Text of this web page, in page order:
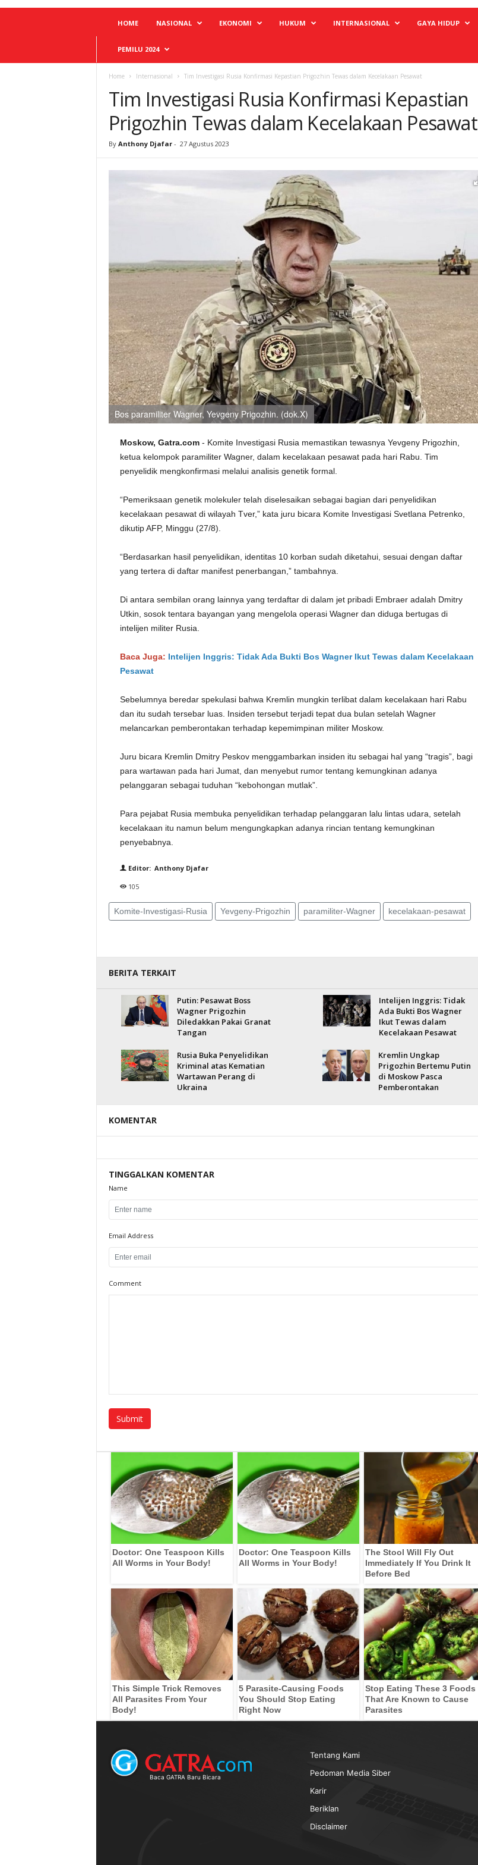
HOME NASIONAL EKONOMI HUKUM INTERNASIONAL GAYA HIDUP
PEMILU 2024
Home Internasional Tim Investigasi Rusia Konfirmasi Kepastian Prigozhin Tewas dalam Kecelakaan Pesawat
Tim Investigasi Rusia Konfirmasi Kepastian
Prigozhin Tewas dalam Kecelakaan Pesawat
By Anthony Djafar - 27 Agustus 2023
Bos paramiliter Wagner, Yevgeny Prigozhin. (dok.X)
Moskow, Gatra.com - Komite Investigasi Rusia memastikan tewasnya Yevgeny Prigozhin,
ketua kelompok paramiliter Wagner, dalam kecelakaan pesawat pada hari Rabu. Tim
penyelidik mengkonfirmasi melalui analisis genetik formal.
“Pemeriksaan genetik molekuler telah diselesaikan sebagai bagian dari penyelidikan
kecelakaan pesawat di wilayah Tver,” kata juru bicara Komite Investigasi Svetlana Petrenko,
dikutip AFP, Minggu (27/8).
“Berdasarkan hasil penyelidikan, identitas 10 korban sudah diketahui, sesuai dengan daftar
yang tertera di daftar manifest penerbangan,” tambahnya.
Di antara sembilan orang lainnya yang terdaftar di dalam jet pribadi Embraer adalah Dmitry
Utkin, sosok tentara bayangan yang mengelola operasi Wagner dan diduga bertugas di
intelijen militer Rusia.
Baca Juga: Intelijen Inggris: Tidak Ada Bukti Bos Wagner Ikut Tewas dalam Kecelakaan
Pesawat
Sebelumnya beredar spekulasi bahwa Kremlin mungkin terlibat dalam kecelakaan hari Rabu
dan itu sudah tersebar luas. Insiden tersebut terjadi tepat dua bulan setelah Wagner
melancarkan pemberontakan terhadap kepemimpinan militer Moskow.
Juru bicara Kremlin Dmitry Peskov menggambarkan insiden itu sebagai hal yang “tragis”, bagi
para wartawan pada hari Jumat, dan menyebut rumor tentang kemungkinan adanya
pelanggaran sebagai tuduhan “kebohongan mutlak”.
Para pejabat Rusia membuka penyelidikan terhadap pelanggaran lalu lintas udara, setelah
kecelakaan itu namun belum mengungkapkan adanya rincian tentang kemungkinan
penyebabnya.
Editor: Anthony Djafar
105
Komite-Investigasi-Rusia Yevgeny-Prigozhin paramiliter-Wagner kecelakaan-pesawat
BERITA TERKAIT
Putin: Pesawat Boss
Wagner Prigozhin
Diledakkan Pakai Granat
Tangan
Intelijen Inggris: Tidak
Ada Bukti Bos Wagner
Ikut Tewas dalam
Kecelakaan Pesawat
Rusia Buka Penyelidikan
Kriminal atas Kematian
Wartawan Perang di
Ukraina
Kremlin Ungkap
Prigozhin Bertemu Putin
di Moskow Pasca
Pemberontakan
KOMENTAR
TINGGALKAN KOMENTAR
Name
Email Address
Comment
Doctor: One Teaspoon Kills
All Worms in Your Body!
Doctor: One Teaspoon Kills
All Worms in Your Body!
The Stool Will Fly Out
Immediately If You Drink It
Before Bed
This Simple Trick Removes
All Parasites From Your
Body!
5 Parasite-Causing Foods
You Should Stop Eating
Right Now
Stop Eating These 3 Foods
That Are Known to Cause
Parasites
Baca GATRA Baru Bicara
Tentang Kami
Pedoman Media Siber
Karir
Beriklan
Disclaimer